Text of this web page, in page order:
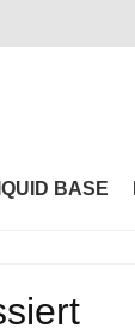
BASE